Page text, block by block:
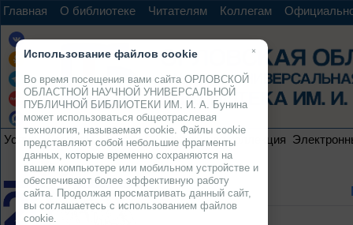
Главная О библиотеке Читателям Коллегам
Услуги Ресурсы Проекты Электронная коллекция
×
Использование файлов cookie
Во время посещения вами сайта ОРЛОВСКОЙ
ОБЛАСТНОЙ НАУЧНОЙ УНИВЕРСАЛЬНОЙ
ПУБЛИЧНОЙ БИБЛИОТЕКИ ИМ. И. А. Бунина
может использоваться общеотраслевая
технология, называемая cookie. Файлы cookie
представляют собой небольшие фрагменты
данных, которые временно сохраняются на
вашем компьютере или мобильном устройстве и
обеспечивают более эффективную работу
сайта. Продолжая просматривать данный сайт,
вы соглашаетесь с использованием файлов
cookie.